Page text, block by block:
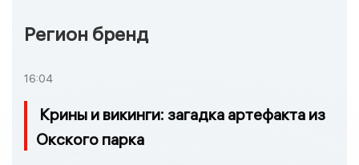
Регион бренд
16:04
Крины и викинги: загадка артефакта из
Окского парка